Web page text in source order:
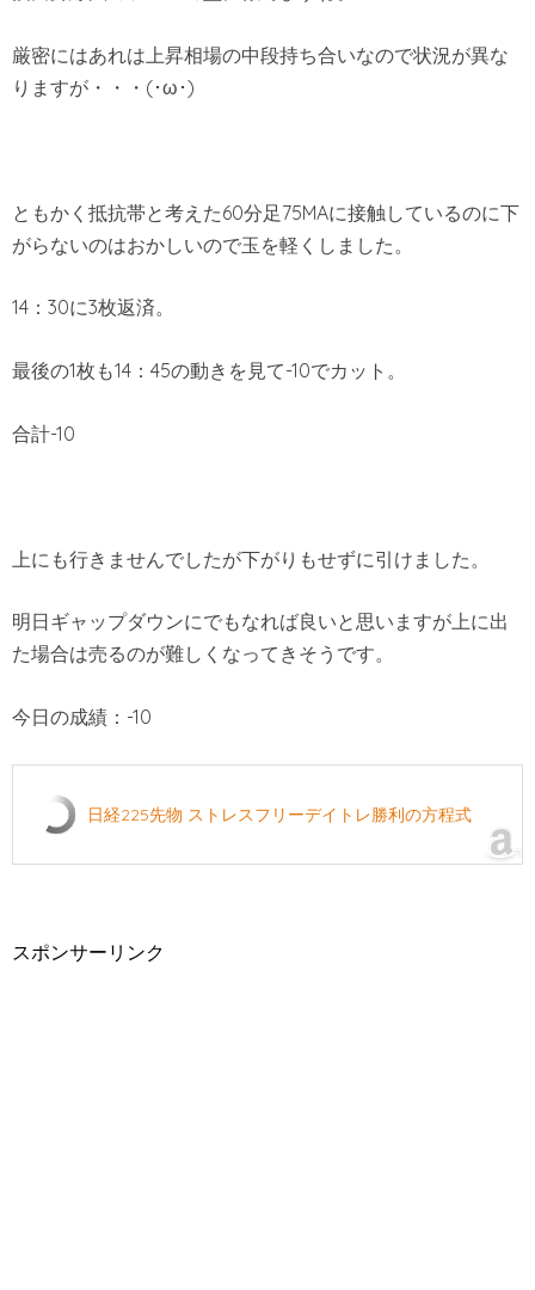
厳密にはあれは上昇相場の中段持ち合いなので状況が異な
りますが・・・(･ω･)
ともかく抵抗帯と考えた60分足75MAに接触しているのに下
がらないのはおかしいので玉を軽くしました。
14：30に3枚返済。
最後の1枚も14：45の動きを見て-10でカット。
合計-10
上にも行きませんでしたが下がりもせずに引けました。
明日ギャップダウンにでもなれば良いと思いますが上に出
た場合は売るのが難しくなってきそうです。
今日の成績：-10
日経225先物 ストレスフリーデイトレ勝利の方程式
スポンサーリンク